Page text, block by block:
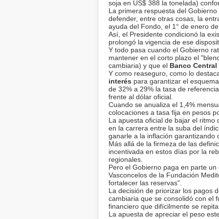
soja en US$ 388 la tonelada)
La primera respuesta del
defender, entre otras cosas, la
ayuda del Fondo, el 1° de enero
Así, el Presidente condicionó la
prolongó la vigencia de ese
Y todo pasa cuando el Gobierno
mantener en el corto plazo el
cambiaria) y que el Banco Central
Y como reaseguro, como lo
interés para garantizar el
de 32% a 29% la tasa de
frente al dólar oficial.
Cuando se anualiza el 1,4%
colocaciones a tasa fija en pesos
La apuesta oficial de bajar el
en la carrera entre la suba del
ganarle a la inflación garantizando
Más allá de la firmeza de las
incentivada en estos días por la
regionales.
Pero el Gobierno paga en parte
Vasconcelos de la Fundación
fortalecer las reservas".
La decisión de priorizar los pagos
cambiaria que se consolidó con el
financiero que difícilmente se
La apuesta de apreciar el peso